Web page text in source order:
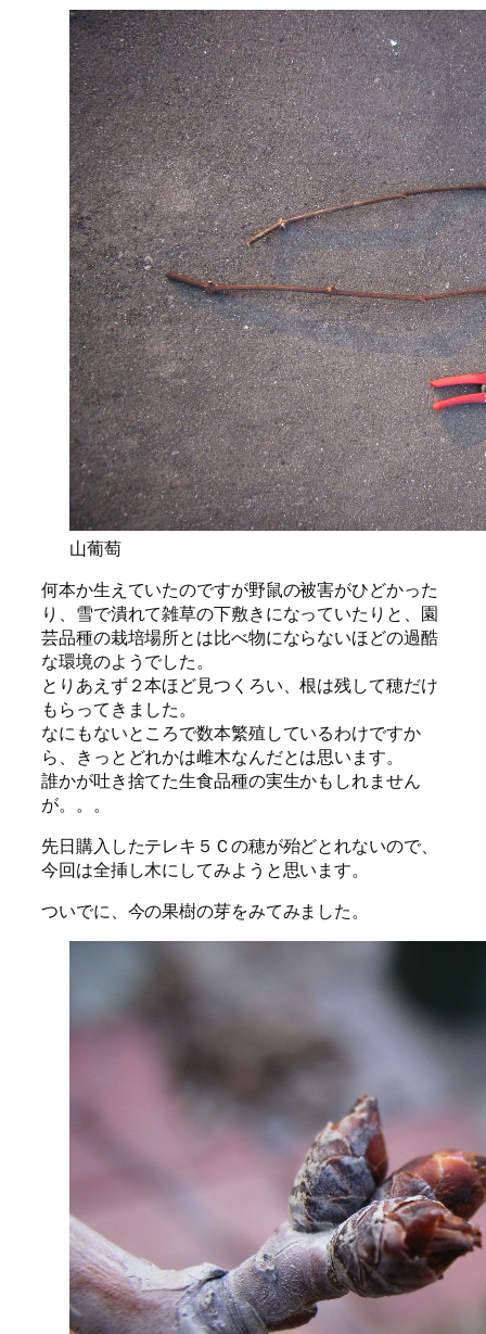
山葡萄
何本か生えていたのですが野鼠の被害がひどかった
り、雪で潰れて雑草の下敷きになっていたりと、園
芸品種の栽培場所とは比べ物にならないほどの過酷
な環境のようでした。
とりあえず２本ほど見つくろい、根は残して穂だけ
もらってきました。
なにもないところで数本繁殖しているわけですか
ら、きっとどれかは雌木なんだとは思います。
誰かが吐き捨てた生食品種の実生かもしれません
が。。。
先日購入したテレキ５Ｃの穂が殆どとれないので、
今回は全挿し木にしてみようと思います。
ついでに、今の果樹の芽をみてみました。